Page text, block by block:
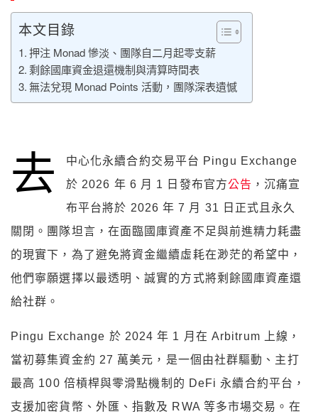
本文目錄
押注 Monad 慘淡、團隊自二月起零支薪
剩餘國庫資金退還機制與清算時間表
無法兌現 Monad Points 活動，團隊深表遺憾
去
中心化永續合約交易平台 Pingu Exchange
於 2026 年 6 月 1 日發布官方公告 ，沉痛宣
布平台將於 2026 年 7 月 31 日正式且永久
關閉。團隊坦言，在面臨國庫資產不足與前進精力耗盡
的現實下，為了避免將資金繼續虛耗在渺茫的希望中，
他們寧願選擇以最透明、誠實的方式將剩餘國庫資產還
給社群。
Pingu Exchange 於 2024 年 1 月在 Arbitrum 上線，
當初募集資金約 27 萬美元，是一個由社群驅動、主打
最高 100 倍槓桿與零滑點機制的 DeFi 永續合約平台，
支援加密貨幣、外匯、指數及 RWA 等多市場交易。在